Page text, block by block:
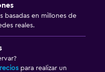
basadas en millones de
reales.
para realizar un